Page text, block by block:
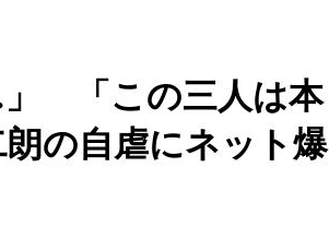
」 「この三人は本
の自虐にネット爆